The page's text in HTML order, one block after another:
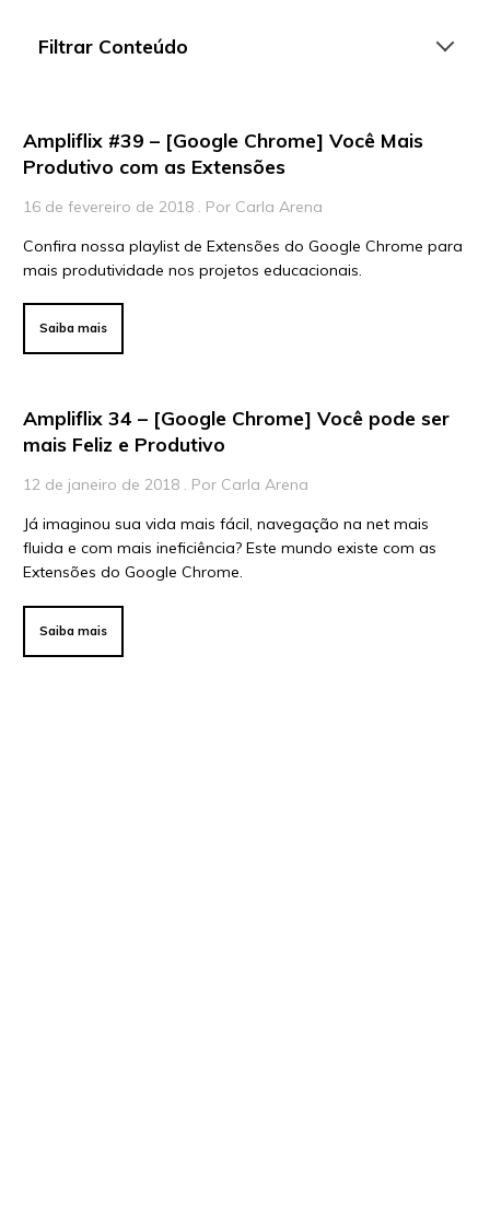
Filtrar Conteúdo
Artigos
Para Educadores
Para Líderes
Ampliflix #39 – [Google Chrome] Você Mais
Produtivo com as Extensões
16 de fevereiro de 2018 . Por Carla Arena
Confira nossa playlist de Extensões do Google Chrome para
mais produtividade nos projetos educacionais.
Saiba mais
Ampliflix 34 – [Google Chrome] Você pode ser
mais Feliz e Produtivo
12 de janeiro de 2018 . Por Carla Arena
Já imaginou sua vida mais fácil, navegação na net mais
fluida e com mais ineficiência? Este mundo existe com as
Extensões do Google Chrome.
Saiba mais